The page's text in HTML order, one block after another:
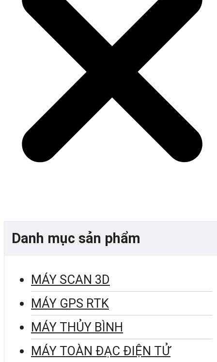
Danh mục sản phẩm
MÁY SCAN 3D
MÁY GPS RTK
MÁY THỦY BÌNH
MÁY TOÀN ĐẠC ĐIỆN TỬ